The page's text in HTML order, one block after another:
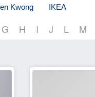
Kwong IKEA
G H I J L M